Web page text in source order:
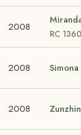
2008
RC 1360
2008 Simona
2008